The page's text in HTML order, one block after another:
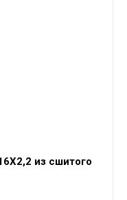
из сшитого